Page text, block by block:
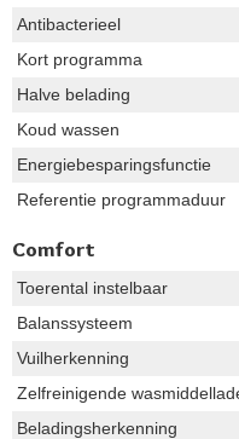
Antibacterieel
Kort programma
Halve belading
Koud wassen
Energiebesparingsfunctie
Referentie programmaduur
Comfort
Toerental instelbaar
Balanssysteem
Vuilherkenning
Zelfreinigende
Beladingsherkenning